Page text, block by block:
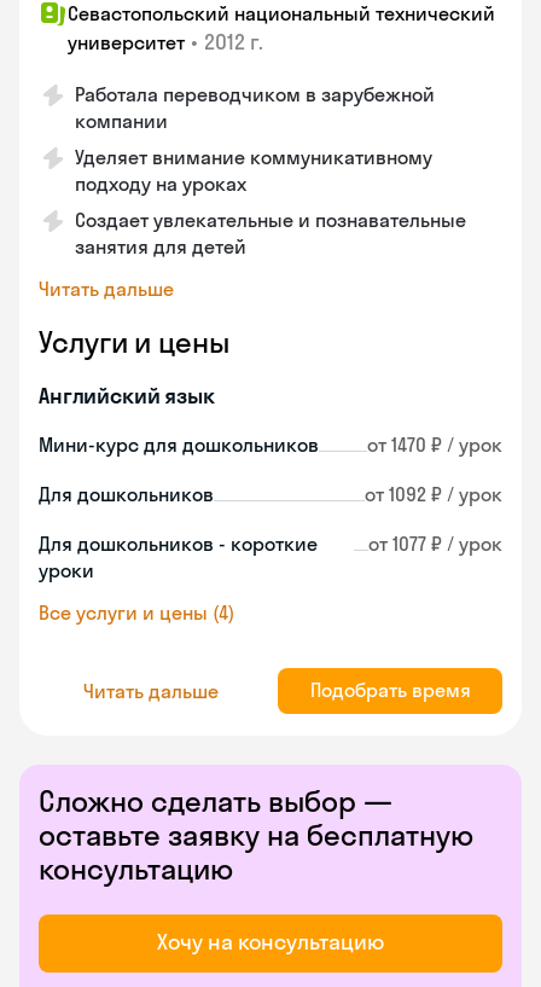
Севастопольский национальный технический
университет • 2012 г.
Работала переводчиком в зарубежной
компании
Уделяет внимание коммуникативному
подходу на уроках
Создает увлекательные и познавательные
занятия для детей
Читать дальше
Услуги и цены
Английский язык
Мини-курс для дошкольников от 1470 ₽ / урок
Для дошкольников от 1092 ₽ / урок
Для дошкольников - короткие
уроки
от 1077 ₽ / урок
Все услуги и цены (4)
Читать дальше Подобрать время
Сложно сделать выбор —
оставьте заявку на бесплатную
консультацию
Хочу на консультацию